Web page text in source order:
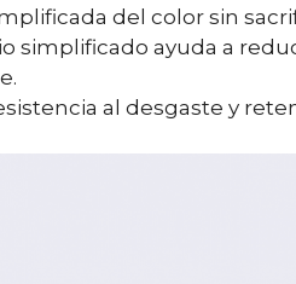
del color sin
simplificado ayuda a
al desgaste y